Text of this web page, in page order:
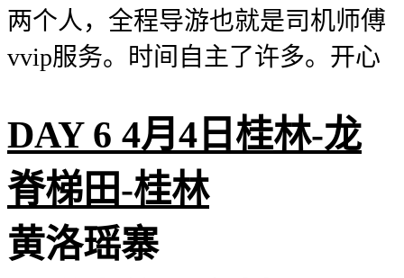
两个人，全程导游也就是司机师傅
vvip服务。时间自主了许多。开心
DAY 6 4月4日桂林-龙
脊梯田-桂林
️黄洛瑶寨